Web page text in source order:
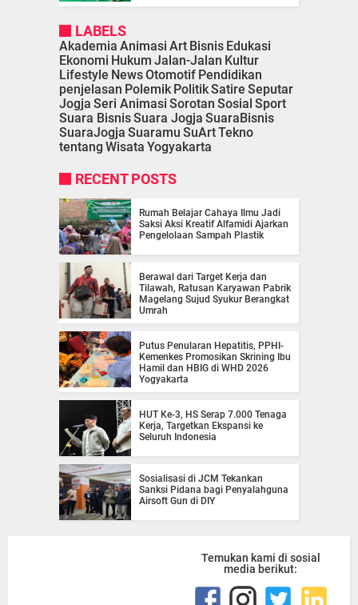
LABELS
Akademia Animasi Art Bisnis Edukasi
Ekonomi Hukum Jalan-Jalan Kultur
Lifestyle NewsOtomotif Pendidikan
penjelasan Polemik PolitikSatire Seputar
Jogja Seri Animasi Sorotan Sosial Sport
Suara BisnisSuara Jogja SuaraBisnis
SuaraJogja Suaramu SuArtTekno
tentang Wisata Yogyakarta
RECENT POSTS
Rumah Belajar Cahaya Ilmu Jadi
Saksi Aksi Kreatif Alfamidi Ajarkan
Pengelolaan Sampah Plastik
Berawal dari Target Kerja dan
Tilawah, Ratusan Karyawan Pabrik
Magelang Sujud Syukur Berangkat
Umrah
Putus Penularan Hepatitis, PPHI-
Kemenkes Promosikan Skrining Ibu
Hamil dan HBIG di WHD 2026
Yogyakarta
HUT Ke-3, HS Serap 7.000 Tenaga
Kerja, Targetkan Ekspansi ke
Seluruh Indonesia
Sosialisasi di JCM Tekankan
Sanksi Pidana bagi Penyalahguna
Airsoft Gun di DIY
Temukan kami di sosial
media berikut: